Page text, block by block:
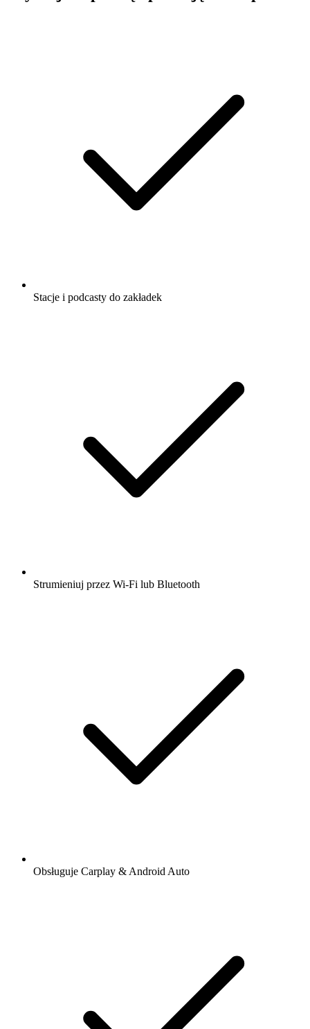
Stacje i podcasty do zakładek
Strumieniuj przez Wi-Fi lub Bluetooth
Obsługuje Carplay & Android Auto